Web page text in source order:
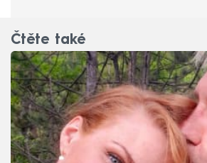
Čtěte také